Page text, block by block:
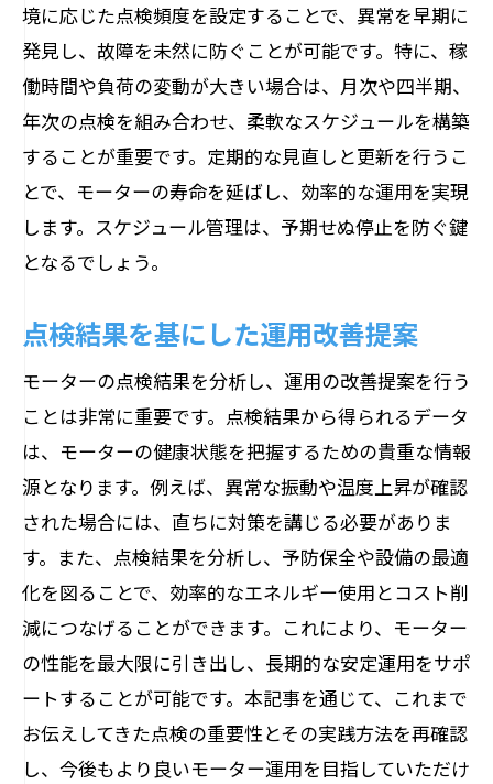
境に応じた点検頻度を設定することで、異常を早期に
発見し、故障を未然に防ぐことが可能です。特に、稼
働時間や負荷の変動が大きい場合は、月次や四半期、
年次の点検を組み合わせ、柔軟なスケジュールを構築
することが重要です。定期的な見直しと更新を行うこ
とで、モーターの寿命を延ばし、効率的な運用を実現
します。スケジュール管理は、予期せぬ停止を防ぐ鍵
となるでしょう。
点検結果を基にした運用改善提案
モーターの点検結果を分析し、運用の改善提案を行う
ことは非常に重要です。点検結果から得られるデータ
は、モーターの健康状態を把握するための貴重な情報
源となります。例えば、異常な振動や温度上昇が確認
された場合には、直ちに対策を講じる必要がありま
す。また、点検結果を分析し、予防保全や設備の最適
化を図ることで、効率的なエネルギー使用とコスト削
減につなげることができます。これにより、モーター
の性能を最大限に引き出し、長期的な安定運用をサポ
ートすることが可能です。本記事を通じて、これまで
お伝えしてきた点検の重要性とその実践方法を再確認
し、今後もより良いモーター運用を目指していただけ